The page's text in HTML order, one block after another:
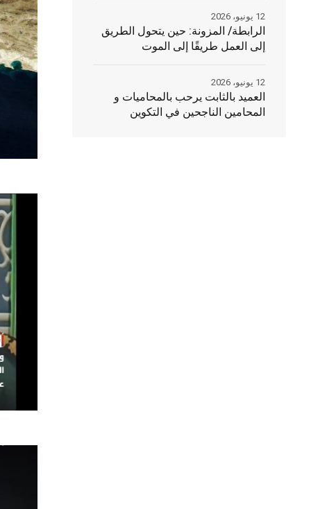
الرابطة/ المزونة: حين يتحول الطريق
إلى العمل طريقًا إلى الموت
12 يونيو، 2026
العميد بالثابت يرحب بالمحاميات و
المحامين الناجحين في التكوين
12 يونيو، 2026